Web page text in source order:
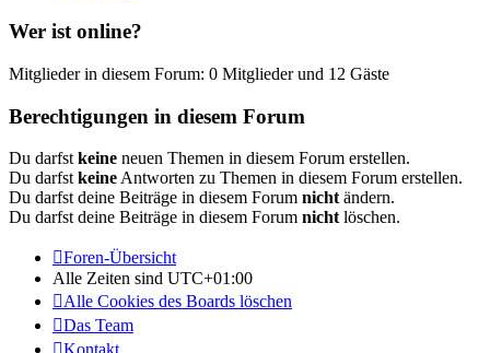
Wer ist online?
Mitglieder in diesem Forum: 0 Mitglieder und 12 Gäste
Berechtigungen in diesem Forum
Du darfst keine neuen Themen in diesem Forum erstellen.
Du darfst keine Antworten zu Themen in diesem Forum erstellen.
Du darfst deine Beiträge in diesem Forum nicht ändern.
Du darfst deine Beiträge in diesem Forum nicht löschen.
Foren-Übersicht
Alle Zeiten sind UTC+01:00
Alle Cookies des Boards löschen
Das Team